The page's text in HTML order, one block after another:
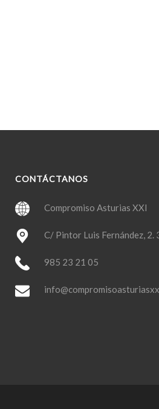
CONTÁCTANOS
Compromiso Asturias XXI
C/ Pintor Luis Fernández, 2.
985 23 21 05